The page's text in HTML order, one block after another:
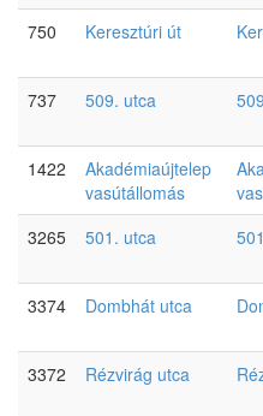
750
Keresztúri út
737
509. utca
1422
Akadémiaújtelep
vasútállomás
3265
501. utca
3374
Dombhát utca
3372
Rézvirág utca